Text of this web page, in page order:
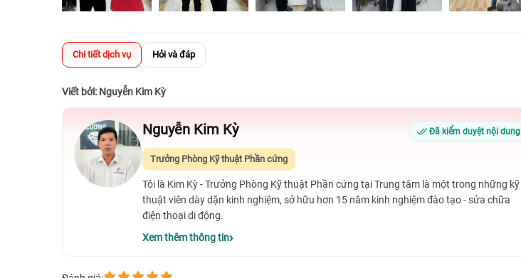
Chi tiết dịch vụ Hỏi và đáp
Viết bởi: Nguyễn Kim Kỳ
Nguyễn Kim Kỳ Đã kiểm duyệt nội dung
Trưởng Phòng Kỹ thuật Phần cứng
Tôi là Kim Kỳ - Trưởng Phòng Kỹ thuật Phần cứng tại Trung tâm là một trong những kỹ
thuật viên dày dặn kinh nghiệm, sở hữu hơn 15 năm kinh nghiệm đào tạo - sửa chữa
điện thoại di động.
Xem thêm thông tin